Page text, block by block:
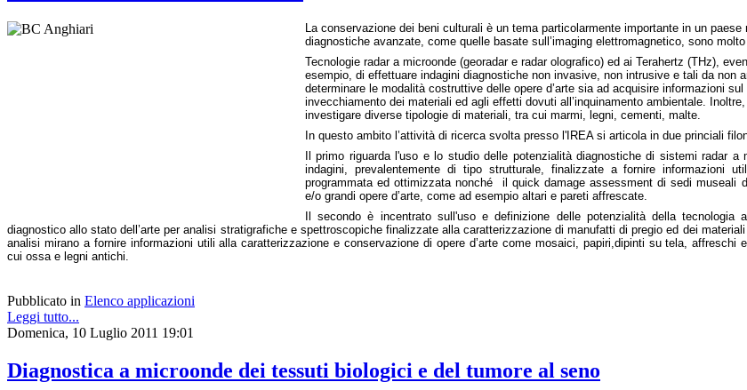
La conservazione dei beni culturali è un tema particolarmente importante in un
diagnostiche avanzate, come quelle basate sull’imaging elettromagnetico, sono
Tecnologie radar a microonde (georadar e radar olografico) ed ai Terahertz (THz),
esempio, di effettuare indagini diagnostiche non invasive, non intrusive e tali da
determinare le modalità costruttive delle opere d’arte sia ad acquisire informazioni
invecchiamento dei materiali ed agli effetti dovuti all’inquinamento ambiental e.
investigare diverse tipologie di materiali, tra cui marmi, legni, cementi, malte.
In questo ambito l’attività di ricerca svolta presso l'IREA si articola in due princiali
Il primo riguarda l'uso e lo studio delle potenzialità diagnostiche di sistemi radar a
indagini, prevalentemente di tipo strutturale, finalizzate a fornire informazioni
programmata ed ottimizzata nonché il quick damage assessment di sedi museali
e/o grandi opere d’arte, come ad esempio altari e pareti affrescate.
Il secondo è incentrato sull'uso e definizione delle potenzialità della tecnologia
diagnostico allo stato dell’arte per analisi stratigrafiche e spettroscopiche finalizzate alla caratterizzazione di manufatti di pregio ed dei
analisi mirano a fornire informazioni utili alla caratterizzazione e conservazione di opere d’arte come mosaici, papiri,dipinti su tela, affreschi
cui ossa e legni antichi.
Pubblicato in Elenco applicazioni
Leggi tutto...
Domenica, 10 Luglio 2011 19:01
Diagnostica a microonde dei tessuti biologici e del tumore al seno